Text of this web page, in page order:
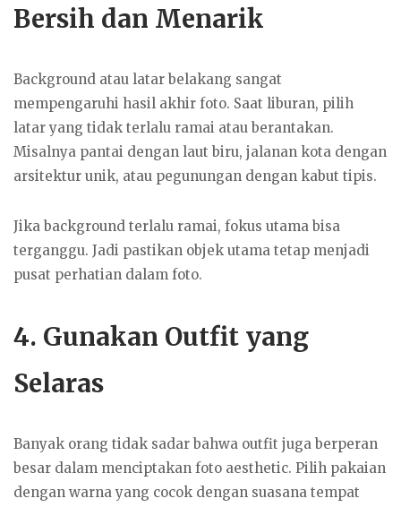
Bersih dan Menarik
Background atau latar belakang sangat
mempengaruhi hasil akhir foto. Saat liburan, pilih
latar yang tidak terlalu ramai atau berantakan.
Misalnya pantai dengan laut biru, jalanan kota dengan
arsitektur unik, atau pegunungan dengan kabut tipis.
Jika background terlalu ramai, fokus utama bisa
terganggu. Jadi pastikan objek utama tetap menjadi
pusat perhatian dalam foto.
4. Gunakan Outfit yang
Selaras
Banyak orang tidak sadar bahwa outfit juga berperan
besar dalam menciptakan foto aesthetic. Pilih pakaian
dengan warna yang cocok dengan suasana tempat